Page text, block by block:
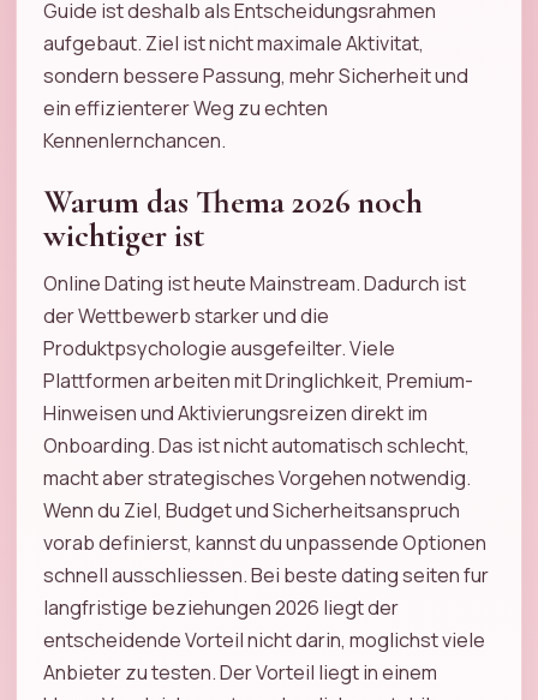
Guide ist deshalb als Entscheidungsrahmen
aufgebaut. Ziel ist nicht maximale Aktivitat,
sondern bessere Passung, mehr Sicherheit und
ein effizienterer Weg zu echten
Kennenlernchancen.
Warum das Thema 2026 noch
wichtiger ist
Online Dating ist heute Mainstream. Dadurch ist
der Wettbewerb starker und die
Produktpsychologie ausgefeilter. Viele
Plattformen arbeiten mit Dringlichkeit, Premium-
Hinweisen und Aktivierungsreizen direkt im
Onboarding. Das ist nicht automatisch schlecht,
macht aber strategisches Vorgehen notwendig.
Wenn du Ziel, Budget und Sicherheitsanspruch
vorab definierst, kannst du unpassende Optionen
schnell ausschliessen. Bei beste dating seiten fur
langfristige beziehungen 2026 liegt der
entscheidende Vorteil nicht darin, moglichst viele
Anbieter zu testen. Der Vorteil liegt in einem